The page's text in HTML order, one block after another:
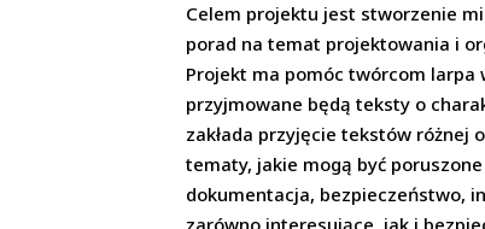
Celem projektu jest stworzenie
porad na temat projektowania i
Projekt ma pomóc twórcom larpa
przyjmowane będą teksty o
zakłada przyjęcie tekstów różnej
tematy, jakie mogą być
dokumentacja, bezpieczeństwo,